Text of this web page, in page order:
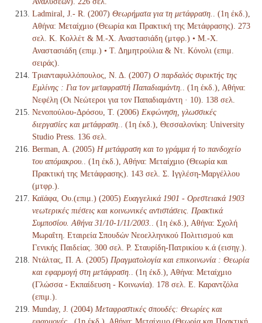
Ladmiral, J.- R. (2007) Θεωρήματα για τη μετάφραση.
. (1η έκδ.),
Αθήνα: Μεταίχμιο (Θεωρία και Πρακτική της Μετάφρασης). 273
σελ. Κ. Κολλέτ & Μ.-Χ. Αναστασιάδη (μτφρ.) • Μ.-Χ.
Αναστασιάδη (επιμ.) • Τ. Δημητρούλια & Ντ. Κόνολι (επιμ.
σειράς).
Τριανταφυλλόπουλος, Ν. Δ. (2007) Ο παρδαλός συρικτής της
Εμλίνης : Για τον μεταφραστή Παπαδιαμάντη.
. (1η έκδ.), Αθήνα:
Νεφέλη (Οι Νεώτεροι για τον Παπαδιαμάντη · 10). 138 σελ.
Νενοπούλου-Δρόσου, Τ. (2006) Εκφώνηση, γλωσσικές
διεργασίες και μετάφραση.
. (1η έκδ.), Θεσσαλονίκη: University
Studio Press. 136 σελ.
Berman, A. (2005) Η μετάφραση και το γράμμα ή το πανδοχείο
του απόμακρου.
. (1η έκδ.), Αθήνα: Μεταίχμιο (Θεωρία και
Πρακτική της Μετάφρασης). 143 σελ. Σ. Ιγγλέση-Μαργέλλου
(μτφρ.).
Καϊάφα, Ου.(επιμ.) (2005) Ευαγγελικά 1901 - Ορεστειακά 1903
νεωτερικές πιέσεις και κοινωνικές αντιστάσεις. Πρακτικά
Συμποσίου. Αθήνα 31/10-1/11/2003.
. (1η έκδ.), Αθήνα: Σχολή
Μωραΐτη. Εταιρεία Σπουδών Νεοελληνικού Πολιτισμού και
Γενικής Παιδείας. 300 σελ. Ρ. Σταυρίδη-Πατρικίου κ.ά (εισηγ.).
Ντάλτας, Π. Α. (2005) Πραγματολογία και επικοινωνία : Θεωρία
και εφαρμογή στη μετάφραση.
. (1η έκδ.), Αθήνα: Μεταίχμιο
(Γλώσσα - Εκπαίδευση - Κοινωνία). 178 σελ. Ε. Καραντζόλα
(επιμ.).
Munday, J. (2004) Μεταφραστικές σπουδές: Θεωρίες και